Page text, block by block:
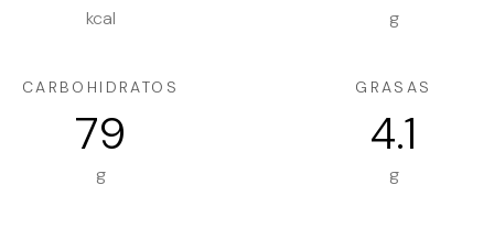
kcal g
CARBOHIDRATOS
79
g
GRASAS
4.1
g